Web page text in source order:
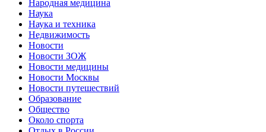
Народная медицина
Наука
Наука и техника
Недвижимость
Новости
Новости ЗОЖ
Новости медицины
Новости Москвы
Новости путешествий
Образование
Общество
Около спорта